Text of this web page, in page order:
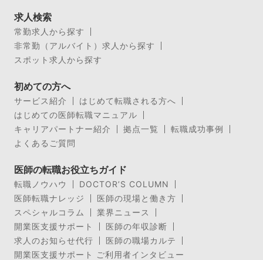
求人検索
常勤求人から探す
非常勤（アルバイト）求人から探す
スポット求人から探す
初めての方へ
サービス紹介
はじめて転職される方へ
はじめての医師転職マニュアル
キャリアパートナー紹介
拠点一覧
転職成功事例
よくあるご質問
医師の転職お役立ちガイド
転職ノウハウ
DOCTOR’S COLUMN
医師転職ナレッジ
医師の現場と働き方
スペシャルコラム
業界ニュース
開業医支援サポート
医師の年収診断
求人のお知らせ代行
医師の職場カルテ
開業医支援サポート ご利用者インタビュー